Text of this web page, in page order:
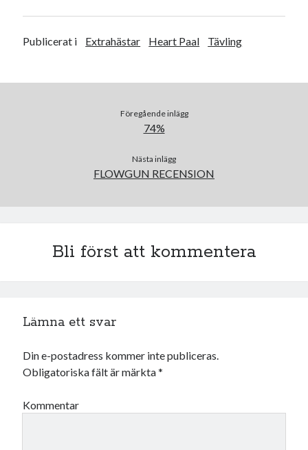
december 2021
Publicerat i Extrahästar Heart Paal Tävling
Föregående inlägg
74%
Nästa inlägg
FLOWGUN RECENSION
Bli först att kommentera
Lämna ett svar
Din e-postadress kommer inte publiceras.
Obligatoriska fält är märkta*
Kommentar